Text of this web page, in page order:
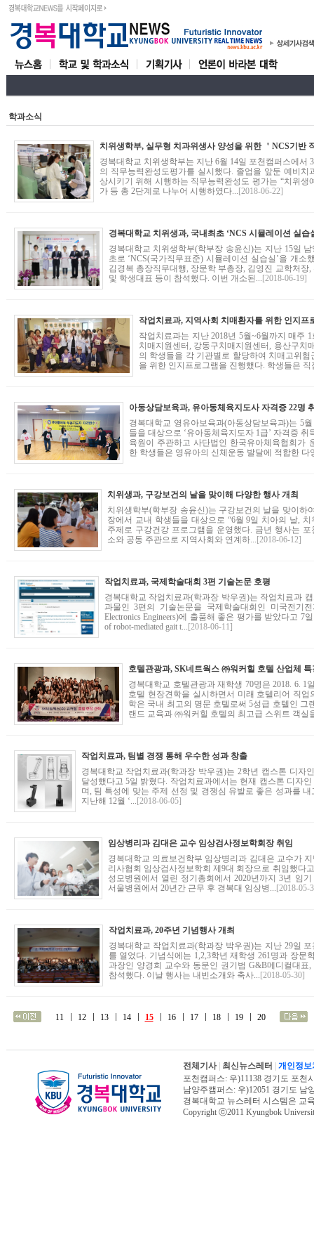
학과소식
경복대학교 치위생학부는 지난 6월 14일 포천캠퍼스에서
의 직무능력완성도평가를 실시했다. 졸업을 앞둔 예비
상시키기 위해 시행하는 직무능력완성도 평가는 “치위생
가 등 총 2단계로 나누어 시행하였다... [2018-06-22]
경복대학교 치위생과, 국내최초 ‘NCS 시뮬레이션 실습
경복대학교 치위생학부(학부장 송윤신)는 지난 15일
초로 ‘NCS(국가직무표준) 시뮬레이션 실습실’을 개소
김경복 총장직무대행, 장문학 부총장, 김영진 교학처장
및 학생대표 등이 참석했다. 이번 개소된... [2018-06-19]
작업치료과, 지역사회 치매환자를 위한 인지프
작업치료과는 지난 2018년 5월~6월까지 매주
치매지원센터, 강동구치매지원센터, 용산구치
의 학생들을 각 기관별로 할당하여 치매고위
을 위한 인지프로그램을 진행했다. 학생들은
아동상담보육과, 유아동체육지도사 자격증 22명
경복대학교 영유아보육과(아동상담보육과)는 5
들을 대상으로 ‘유아동체육지도자 1급’ 자격증
육원이 주관하고 사단법인 한국유아체육협회가
한 학생들은 영유아의 신체운동 발달에 적합한 다
치위생과, 구강보건의 날을 맞이해 다양한 행사 개최
치위생학부(학부장 송윤신)는 구강보건의 날을 맞이하
장에서 교내 학생들을 대상으로 “6월 9일 치아의 날,
주제로 구강건강 프로그램을 운영했다. 금년 행사는
소와 공동 주관으로 지역사회와 연계하... [2018-06-12]
작업치료과, 국제학술대회 3편 기술논문 호평
경복대학교 작업치료과(학과장 박우권)는 작업치료과 캡
과물인 3편의 기술논문을 국제학술대회인 미국전기전
Electronics Engineers)에 출품해 좋은 평가를 받았다고 7
of robot-mediated gait t... [2018-06-11]
호텔관광과, SK네트웍스 ㈜워커힐 호텔 산업체
경복대학교 호텔관광과 재학생 70명은 2018. 6.
호텔 현장견학을 실시하면서 미래 호텔리어 직
학은 국내 최고의 명문 호텔로써 5성급 호텔인 그
랜드 교육과 ㈜워커힐 호텔의 최고급 스위트 객실
작업치료과, 팀별 경쟁 통해 우수한 성과 창출
경복대학교 작업치료과(학과장 박우권)는 2학년 캡스톤 디자
달성했다고 5일 밝혔다. 작업치료과에서는 현재 캡스톤 디자
며, 팀 특성에 맞는 주제 선정 및 경쟁심 유발로 좋은 성과를
지난해 12월 ‘... [2018-06-05]
임상병리과 김대은 교수 임상검사정보학회장 취임
경복대학교 의료보건학부 임상병리과 김대은 교수가
리사협회 임상검사정보학회 제9대 회장으로 취임했다
성모병원에서 열린 정기총회에서 2020년까지 3년 임
서울병원에서 20년간 근무 후 경복대 임상병... [2018-05-
작업치료과, 20주년 기념행사 개최
경복대학교 작업치료과(학과장 박우권)는 지난 29일
를 열었다. 기념식에는 1,2,3학년 재학생 261명과 장문
과장인 양경희 교수와 동문인 권기범 G&B메디컬대표
참석했다. 이날 행사는 내빈소개와 축사... [2018-05-30]
11 12 13 14 15 16 17 18 19 20
전체기사| 최신뉴스레터
개인정보
포천캠퍼스: 우)11138 경기도 포천
남양주캠퍼스: 우)12051 경기도 남
경복대학교 뉴스레터 시스템은 교
Copyright ⓒ2011 Kyungbok